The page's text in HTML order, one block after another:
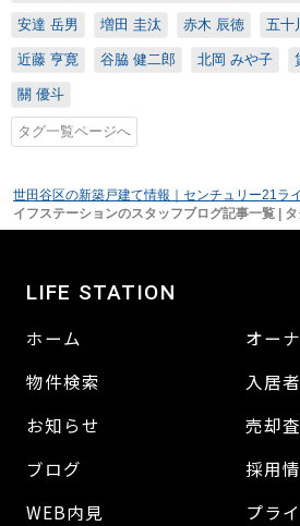
安達 岳男 増田 圭汰 赤木 辰徳 五十
近藤 亨寛 谷脇 健二郎 北岡 みや子
關 優斗
タグ一覧ページへ
世田谷区の新築戸建て情報｜センチュリー21ラ
イフステーションのスタッフブログ記事一覧 |
LIFE STATION
ホーム
物件検索
お知らせ
ブログ
WEB内見
オー
入居
売却
採用
プラ